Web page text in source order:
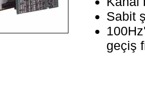
Sabit
geçiş